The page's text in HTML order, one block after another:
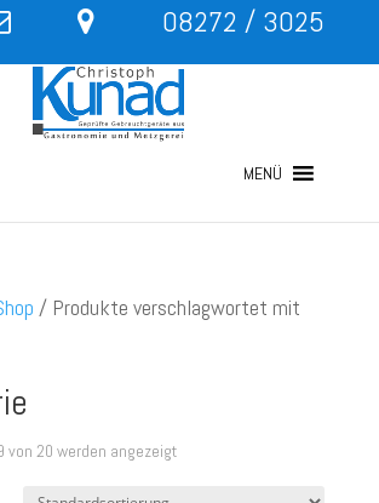
08272 / 3025
MENÜ
/ Produkte verschlagwortet mit
von 20 werden angezeigt